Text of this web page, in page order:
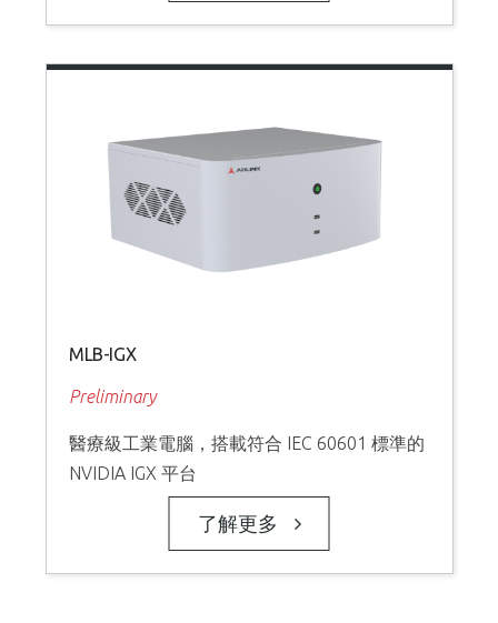
MLB-IGX
Preliminary
醫療級工業電腦，搭載符合 IEC 60601 標準的
NVIDIA IGX 平台
了解更多